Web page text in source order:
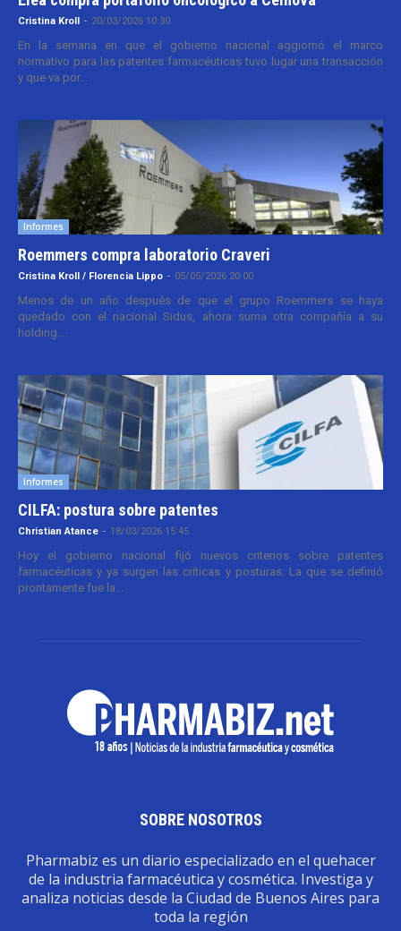
Cristina Kroll - 20/03/2026 10:30
En la semana en que el gobierno nacional aggiornó el marco
normativo para las patentes farmacéuticas tuvo lugar una transacción
y que va por...
Informes
Roemmers compra laboratorio Craveri
Cristina Kroll / Florencia Lippo - 05/05/2026 20:00
Menos de un año después de que el grupo Roemmers se haya
quedado con el nacional Sidus, ahora suma otra compañía a su
holding....
Informes
CILFA: postura sobre patentes
Christian Atance - 18/03/2026 15:45
Hoy el gobierno nacional fijó nuevos criterios sobre patentes
farmacéuticas y ya surgen las críticas y posturas. La que se definió
prontamente fue la...
SOBRE NOSOTROS
Pharmabiz es un diario especializado en el quehacer
de la industria farmacéutica y cosmética. Investiga y
analiza noticias desde la Ciudad de Buenos Aires para
toda la región